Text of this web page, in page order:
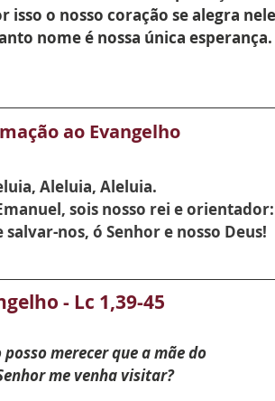
isso o nosso coração se alegra
nome é nossa única esperança.
ao Evangelho
Aleluia, Aleluia.
sois nosso rei e orientador:
salvar-nos, ó Senhor e nosso Deus!
- Lc 1,39-45
posso merecer que a mãe do
me venha visitar?